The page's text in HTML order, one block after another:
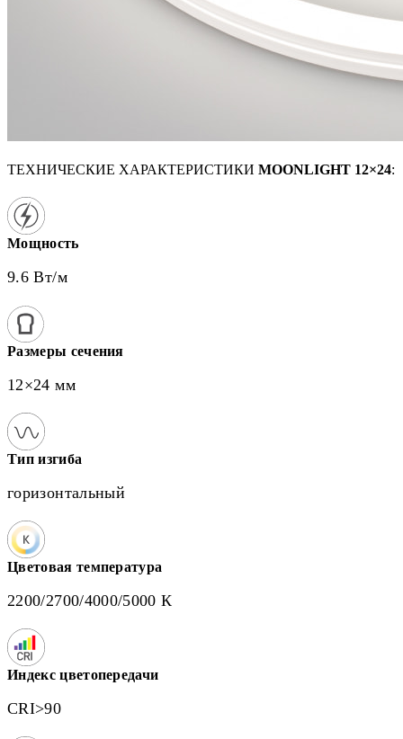
ТЕХНИЧЕСКИЕ ХАРАКТЕРИСТИКИ MOONLIGHT 12×24:
Мощность
9.6 Вт/м
Размеры сечения
12×24 мм
Тип изгиба
горизонтальный
Цветовая температура
2200/2700/4000/5000 К
Индекс цветопередачи
CRI>90